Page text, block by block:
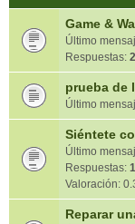
Game &
Último
Respuestas: 2
prueba de
Último
Siéntete
Último
Respuestas:
Valoración:
Reparar